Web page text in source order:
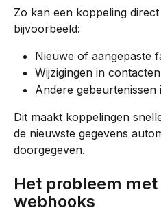
Zo kan een koppeling
bijvoorbeeld:
Nieuwe of aangepaste
Wijzigingen in contacten
Andere gebeurtenissen
Dit maakt koppelingen
de nieuwste gegevens
doorgegeven.
Het probleem
webhooks